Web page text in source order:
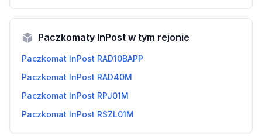
Paczkomaty InPost w tym rejonie
Paczkomat InPost RAD10BAPP
Paczkomat InPost RAD40M
Paczkomat InPost RPJ01M
Paczkomat InPost RSZL01M